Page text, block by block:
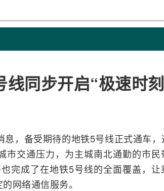
同步开启“极速时
，备受期待的地铁5号线正式通车，
市交通压力，为主城南北通勤的市民
也完成了在地铁5号线的全面覆盖，让
网络通信服务。